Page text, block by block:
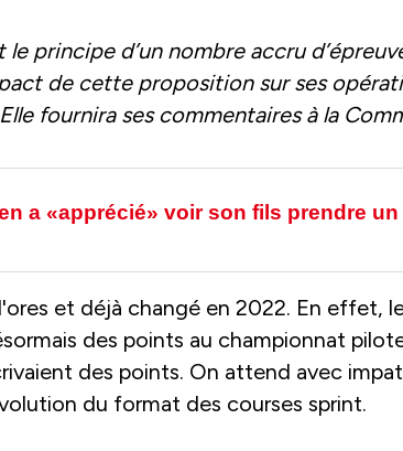
principe d’un nombre accru
de cette proposition sur ses
fournira ses commentaires à la
a «apprécié» voir son fils prendre
et déjà changé en 2022. En effet,
des points au championnat
des points. On attend avec
du format des courses sprint.